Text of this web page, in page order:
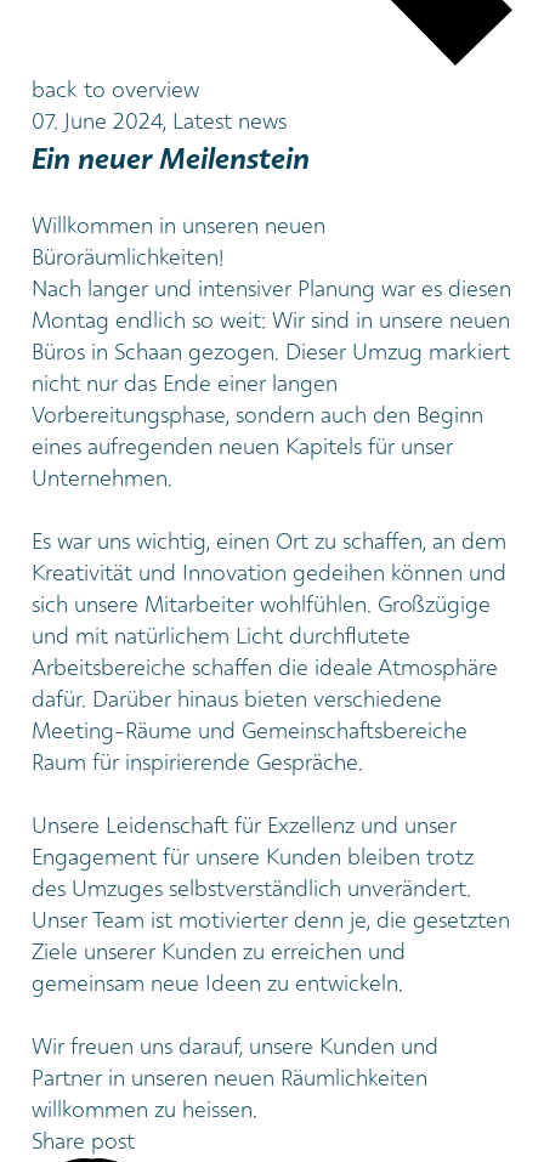
back to overview
07. June 2024, Latest news
Ein neuer Meilenstein
Willkommen in unseren neuen
Büroräumlichkeiten!
Nach langer und intensiver Planung war es diesen
Montag endlich so weit: Wir sind in unsere neuen
Büros in Schaan gezogen. Dieser Umzug markiert
nicht nur das Ende einer langen
Vorbereitungsphase, sondern auch den Beginn
eines aufregenden neuen Kapitels für unser
Unternehmen.
Es war uns wichtig, einen Ort zu schaffen, an dem
Kreativität und Innovation gedeihen können und
sich unsere Mitarbeiter wohlfühlen. Großzügige
und mit natürlichem Licht durchflutete
Arbeitsbereiche schaffen die ideale Atmosphäre
dafür. Darüber hinaus bieten verschiedene
Meeting-Räume und Gemeinschaftsbereiche
Raum für inspirierende Gespräche.
Unsere Leidenschaft für Exzellenz und unser
Engagement für unsere Kunden bleiben trotz
des Umzuges selbstverständlich unverändert.
Unser Team ist motivierter denn je, die gesetzten
Ziele unserer Kunden zu erreichen und
gemeinsam neue Ideen zu entwickeln.
Wir freuen uns darauf, unsere Kunden und
Partner in unseren neuen Räumlichkeiten
willkommen zu heissen.
Share post